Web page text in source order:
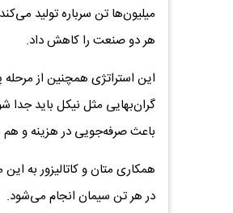
میلیون‌ها تن سرباره تولید
هر دو صنعت را کاهش داد.
این استراتژی همچنین از مرحله
گران‌بهایی مثل نیکل باید جدا
باعث صرفه‌جویی در هزینه و هم
همکاری متان و کاتالیزور به
در هر تن سیمان انجام می‌شود.